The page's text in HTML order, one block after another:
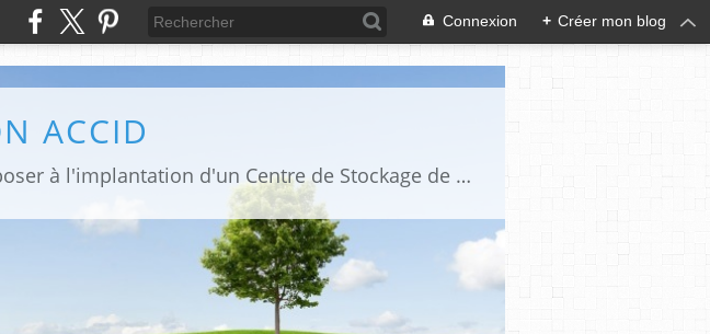
Connexion + Créer mon blog
ACCID
ACCID est une association loi 1901 qui a pour but de s'opposer à l'implantation d'un Centre de Stockage de Déchets Ultimes ou à tout autre type de décharge ou de stockages contrôlés